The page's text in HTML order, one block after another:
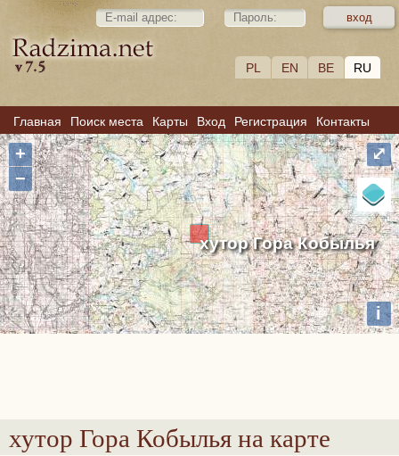
PL EN BE RU
Главная Поиск места Карты Вход Регистрация Контакты
хутор Гора Кобылья
+
−
i
⤢
хутор Гора Кобыльяна карте